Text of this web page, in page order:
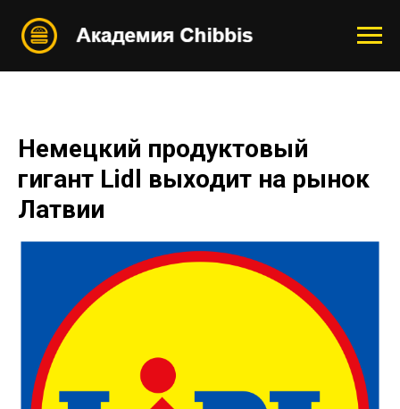
Немецкий продуктовый
гигант Lidl выходит на рынок
Латвии